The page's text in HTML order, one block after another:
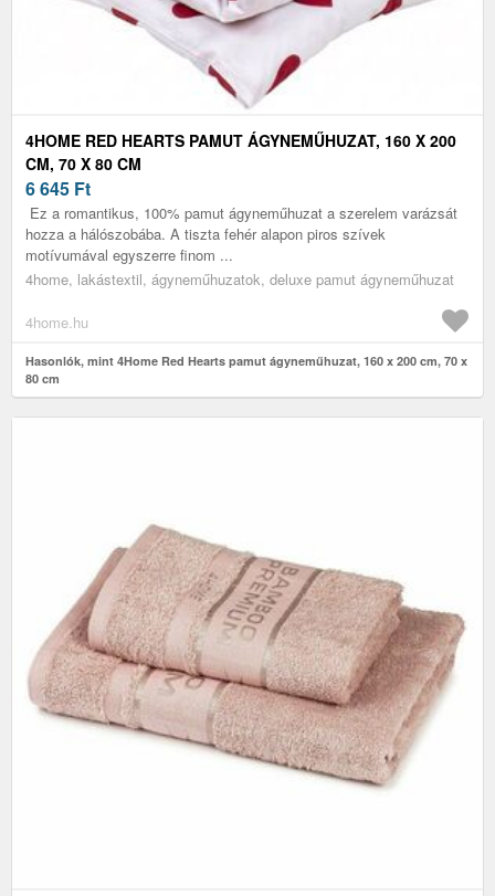
4HOME RED HEARTS PAMUT ÁGYNEMŰHUZAT, 160 X 200
CM, 70 X 80 CM
6 645 Ft
Ez a romantikus, 100% pamut ágyneműhuzat a szerelem varázsát
hozza a hálószobába. A tiszta fehér alapon piros szívek
motívumával egyszerre finom ...
4home, lakástextil, ágyneműhuzatok, deluxe pamut ágyneműhuzat
4home.hu
Hasonlók, mint 4Home Red Hearts pamut ágyneműhuzat, 160 x 200 cm, 70 x
80 cm